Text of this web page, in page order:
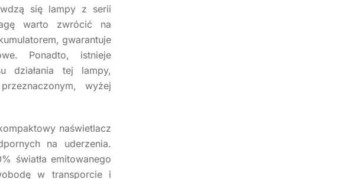
się lampy z serii
warto zwrócić na
gwarantuje
Ponadto, istnieje
działania tej lampy,
wyżej
naświetlacz
na uderzenia.
światła emitowanego
w transporcie i